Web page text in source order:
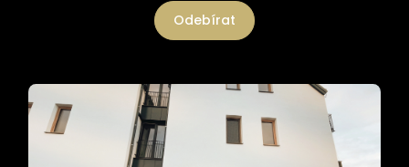
Odebírat